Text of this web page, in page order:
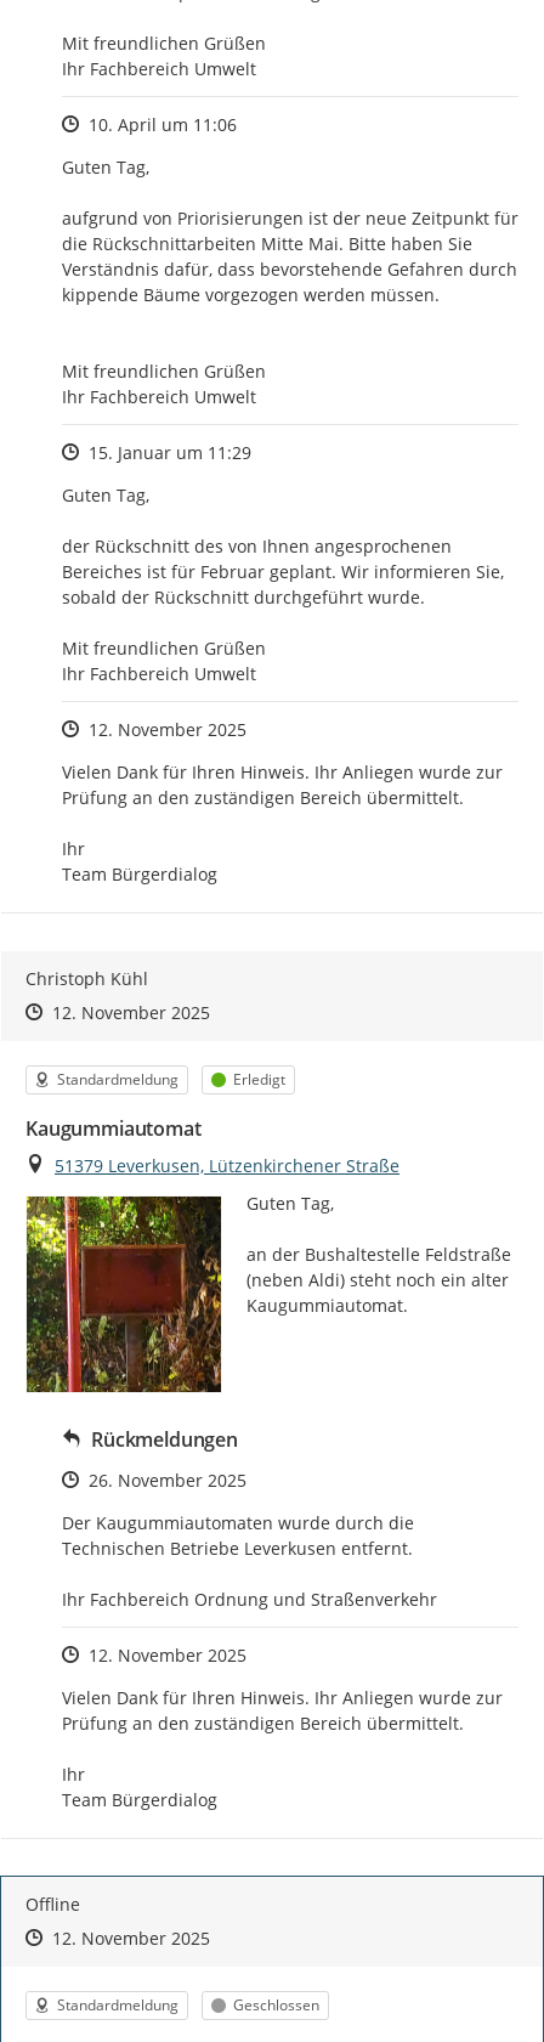
Mit freundlichen Grüßen
Ihr Fachbereich Umwelt
Zeitpunkt des Erstellens
10. April um 11:06
Guten Tag,
aufgrund von Priorisierungen ist der neue Zeitpunkt für
die Rückschnittarbeiten Mitte Mai. Bitte haben Sie
Verständnis dafür, dass bevorstehende Gefahren durch
kippende Bäume vorgezogen werden müssen.
Mit freundlichen Grüßen
Ihr Fachbereich Umwelt
Zeitpunkt des Erstellens
15. Januar um 11:29
Guten Tag,
der Rückschnitt des von Ihnen angesprochenen
Bereiches ist für Februar geplant. Wir informieren Sie,
sobald der Rückschnitt durchgeführt wurde.
Mit freundlichen Grüßen
Ihr Fachbereich Umwelt
Zeitpunkt des Erstellens
12. November 2025
Vielen Dank für Ihren Hinweis. Ihr Anliegen wurde zur
Prüfung an den zuständigen Bereich übermittelt.
Ihr
Team Bürgerdialog
Christoph Kühl
Zeitpunkt des Erstellens
Zeitpunkt des Erstellens
12. November 2025Zur Äußerung
Kategorie
Standardmeldung Status
Erledigt
Kaugummiautomat
Ort
51379 Leverkusen, Lützenkirchener Straße
Guten Tag,
an der Bushaltestelle Feldstraße
(neben Aldi) steht noch ein alter
Kaugummiautomat.
Rückmeldungen
Zeitpunkt des Erstellens
26. November 2025
Der Kaugummiautomaten wurde durch die
Technischen Betriebe Leverkusen entfernt.
Ihr Fachbereich Ordnung und Straßenverkehr
Zeitpunkt des Erstellens
12. November 2025
Vielen Dank für Ihren Hinweis. Ihr Anliegen wurde zur
Prüfung an den zuständigen Bereich übermittelt.
Ihr
Team Bürgerdialog
Offline
Zeitpunkt des Erstellens
Zeitpunkt des Erstellens
12. November 2025Zur Äußerung
Kategorie
Standardmeldung Status
Geschlossen